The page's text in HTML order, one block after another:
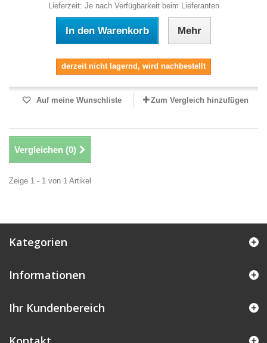
Lieferzeit: Je nach Verfügbarkeit beim Lieferanten
In den Warenkorb Mehr
derzeit nicht lagernd, wird nachbestellt
Auf meine Wunschliste Zum Vergleich hinzufügen
Vergleichen (0)
Zeige 1 - 1 von 1 Artikel
Kategorien
Informationen
Ihr Kundenbereich